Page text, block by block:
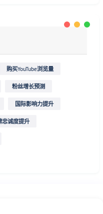
购买YouTube浏览量
粉丝增长预测
国际影响力提升
忠诚度提升